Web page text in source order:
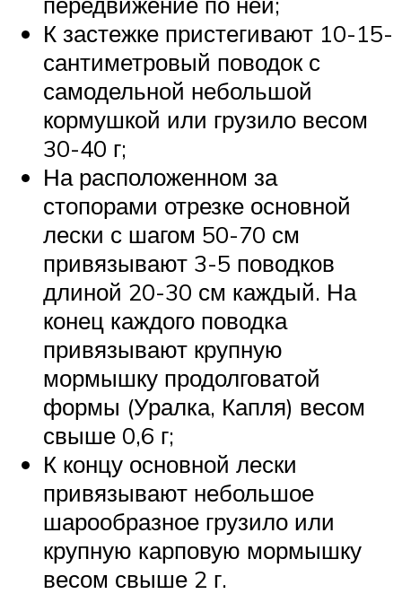
К застежке пристегивают 10-15-
сантиметровый поводок с
самодельной небольшой
кормушкой или грузило весом
30-40 г;
На расположенном за
стопорами отрезке основной
лески с шагом 50-70 см
привязывают 3-5 поводков
длиной 20-30 см каждый. На
конец каждого поводка
привязывают крупную
мормышку продолговатой
формы (Уралка, Капля) весом
свыше 0,6 г;
К концу основной лески
привязывают небольшое
шарообразное грузило или
крупную карповую мормышку
весом свыше 2 г.